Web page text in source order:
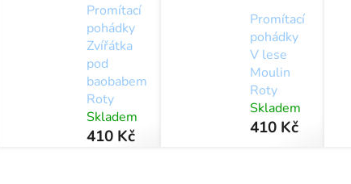
Promítací
pohádky
Zvířátka
pod
baobabem
Roty
Skladem
410 Kč
Promítací
pohádky
V lese
Moulin
Roty
Skladem
410 Kč